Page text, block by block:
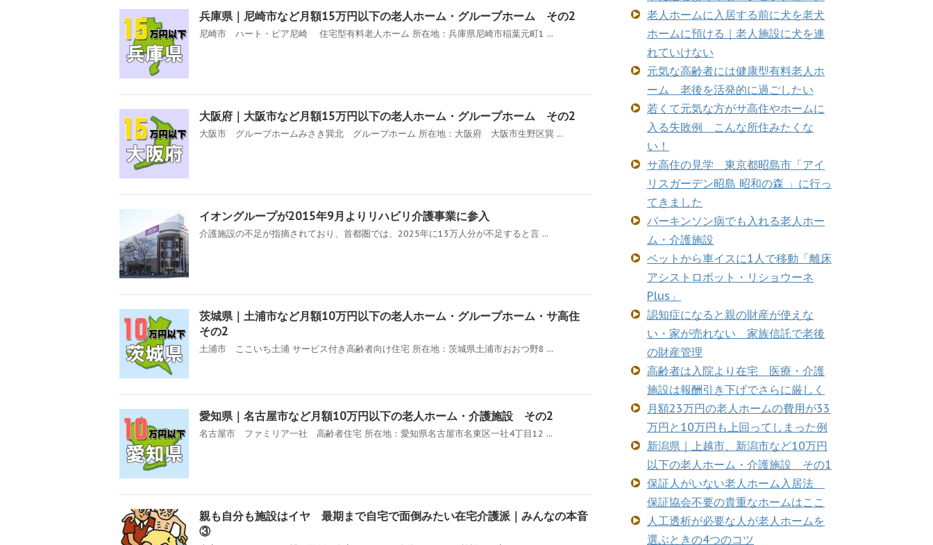
兵庫県｜尼崎市など月額15万円以下の老人ホーム・グループホーム その2
尼崎市 ハート・ピア尼崎 住宅型有料老人ホーム 所在地：兵庫県尼崎市稲葉元町1 ...
大阪府｜大阪市など月額15万円以下の老人ホーム・グループホーム その2
大阪市 グループホームみさき巽北 グループホーム 所在地：大阪府 大阪市生野区巽 ...
イオングループが2015年9月よりリハビリ介護事業に参入
介護施設の不足が指摘されており、首都圏では、2025年に13万人分が不足すると言 ...
茨城県｜土浦市など月額10万円以下の老人ホーム・グループホーム・サ高住
その2
土浦市 ここいち土浦 サービス付き高齢者向け住宅 所在地：茨城県土浦市おおつ野8 ...
愛知県｜名古屋市など月額10万円以下の老人ホーム・介護施設 その2
名古屋市 ファミリア一社 高齢者住宅 所在地：愛知県名古屋市名東区一社4丁目12 ...
親も自分も施設はイヤ 最期まで自宅で面倒みたい在宅介護派｜みんなの本音
③
老人ホームに入居する前に犬を老犬
ホームに預ける｜老人施設に犬を連
れていけない
元気な高齢者には健康型有料老人ホ
ーム 老後を活発的に過ごしたい
若くて元気な方がサ高住やホームに
入る失敗例 こんな所住みたくな
い！
サ高住の見学 東京都昭島市「アイ
リスガーデン昭島 昭和の森 」に行っ
てきました
パーキンソン病でも入れる老人ホー
ム・介護施設
ベットから車イスに1人で移動「離床
アシストロボット・リショウーネ
Plus」
認知症になると親の財産が使えな
い・家が売れない 家族信託で老後
の財産管理
高齢者は入院より在宅 医療・介護
施設は報酬引き下げでさらに厳しく
月額23万円の老人ホームの費用が33
万円と10万円も上回ってしまった例
新潟県｜上越市、新潟市など10万円
以下の老人ホーム・介護施設 その1
保証人がいない老人ホーム入居法
保証協会不要の貴重なホームはここ
人工透析が必要な人が老人ホームを
選ぶときの4つのコツ